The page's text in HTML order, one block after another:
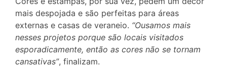
mais despojada e são perfeitas para áreas
externas e casas de veraneio. “Ousamos mais
nesses projetos porque são locais visitados
esporadicamente, então as cores não se tornam
cansativas”, finalizam.